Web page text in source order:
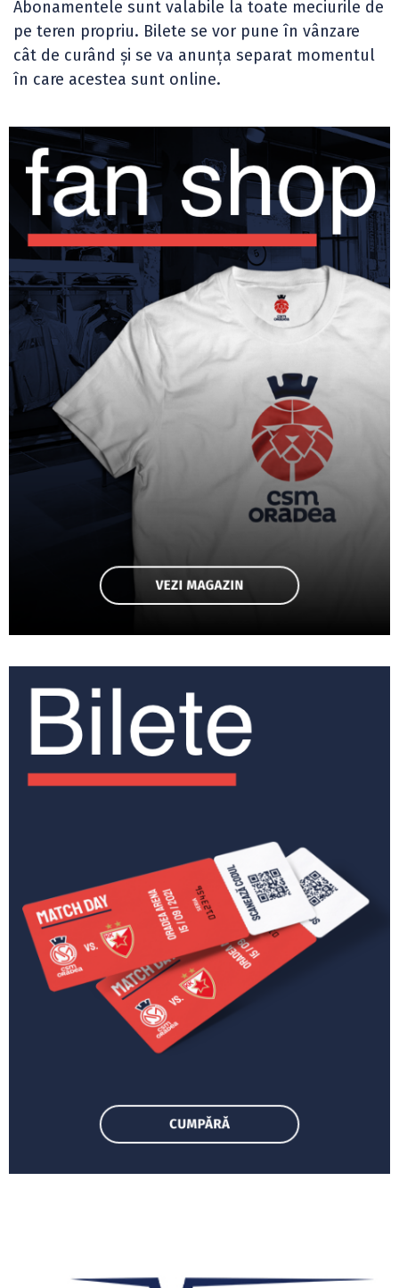
Abonamentele sunt valabile la toate meciurile de
pe teren propriu. Bilete se vor pune în vânzare
cât de curând și se va anunța separat momentul
în care acestea sunt online.